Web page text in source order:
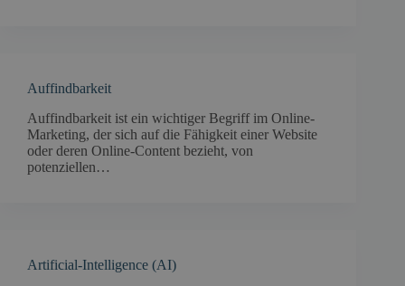
Auffindbarkeit
Auffindbarkeit ist ein wichtiger Begriff im Online-
Marketing, der sich auf die Fähigkeit einer Website
oder deren Online-Content bezieht, von
potenziellen…
Artificial-Intelligence (AI)